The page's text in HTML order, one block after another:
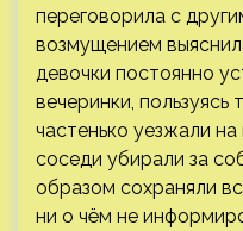
переговорила с
возмущением
девочки постоянно
вечеринки,
частенько уезжали
соседи убирали за
образом сохраняли
ни о чём не